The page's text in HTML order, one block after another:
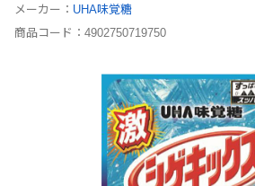
メーカー： UHA味覚糖
商品コード： 4902750719750